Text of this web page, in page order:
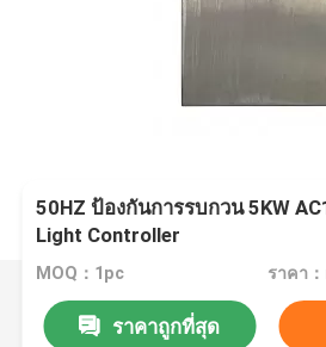
50HZ ป้องกันการรบกวน 5KW
Light Controller
MOQ：1pc ราคา
ราคาถูกที่สุด